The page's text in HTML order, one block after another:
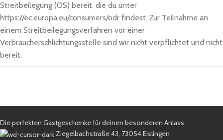
Streitbeilegung (OS) bereit, die du unter
https://ec.europa.eu/consumers/odr findest. Zur Teilnahme an
einem Streitbeilegungsverfahren vor einer
Verbraucherschlichtungsstelle sind wir nicht verpflichtet und nicht
bereit.
Die perfekten Gastgeschenke für deinen besonderen Anlass
Ziegelbachstraße 43, 73054 Eislingen